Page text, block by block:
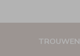
TROUWEN